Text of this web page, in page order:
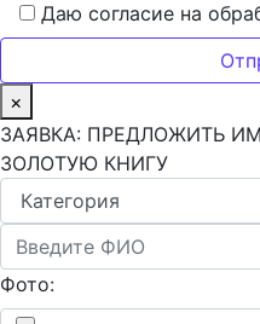
Даю согласие на
×
ЗАЯВКА: ПРЕДЛОЖИТЬ
ЗОЛОТУЮ КНИГУ
Фото: